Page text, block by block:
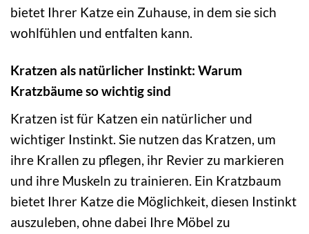
bietet Ihrer Katze ein Zuhause, in dem sie sich
wohlfühlen und entfalten kann.
Kratzen als natürlicher Instinkt: Warum
Kratzbäume so wichtig sind
Kratzen ist für Katzen ein natürlicher und
wichtiger Instinkt. Sie nutzen das Kratzen, um
ihre Krallen zu pflegen, ihr Revier zu markieren
und ihre Muskeln zu trainieren. Ein Kratzbaum
bietet Ihrer Katze die Möglichkeit, diesen Instinkt
auszuleben, ohne dabei Ihre Möbel zu